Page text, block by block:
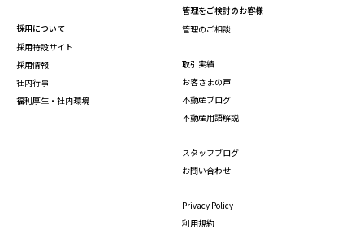
採用について
採用特設サイト
採用情報
社内行事
福利厚生・社内環境
管理をご検討のお客様
管理のご相談
取引実績
お客さまの声
不動産ブログ
不動産用語解説
スタッフブログ
お問い合わせ
Privacy Policy
利用規約